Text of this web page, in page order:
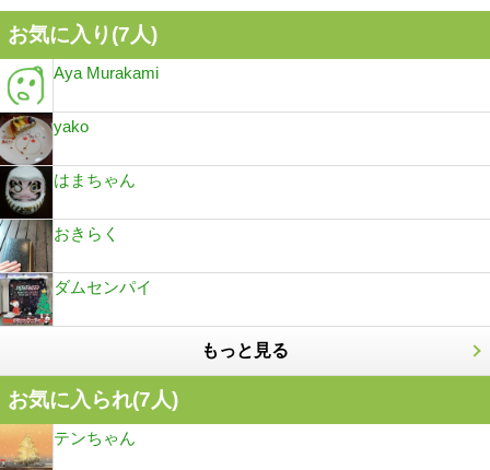
お気に入り(7人)
Aya Murakami
yako
はまちゃん
おきらく
ダムセンパイ
もっと見る
お気に入られ(7人)
テンちゃん